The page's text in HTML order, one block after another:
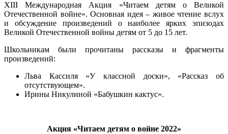
XIII Международная Акция «Читаем детям о Великой
Отечественной войне». Основная идея – живое чтение вслух
и обсуждение произведений о наиболее ярких эпизодах
Великой Отечественной войны детям от 5 до 15 лет.
Школьникам были прочитаны рассказы и фрагменты
произведений:
Льва Кассиля «У классной доски», «Рассказ об
отсутствующем».
Ирины Никулиной «Бабушкин кактус».
Акция «Читаем детям о войне 2022»